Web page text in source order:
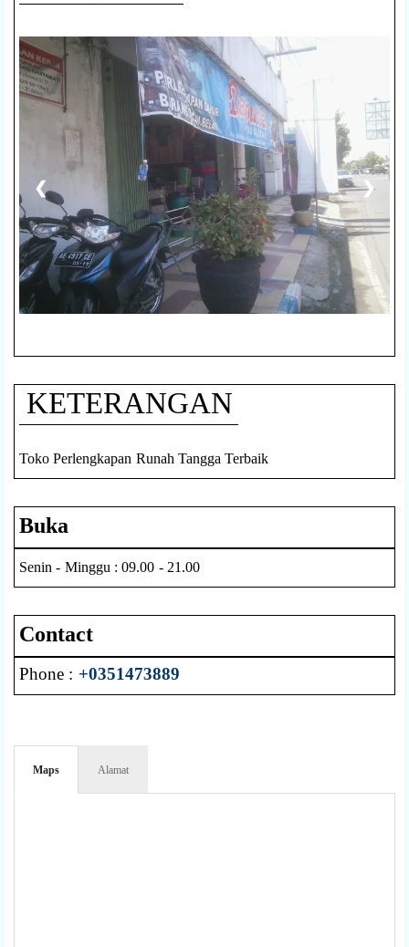
1 / 3
❮ ❯
KETERANGAN
Toko Perlengkapan Runah Tangga Terbaik
Buka
Senin - Minggu : 09.00 - 21.00
Contact
Phone : +0351473889
Maps Alamat